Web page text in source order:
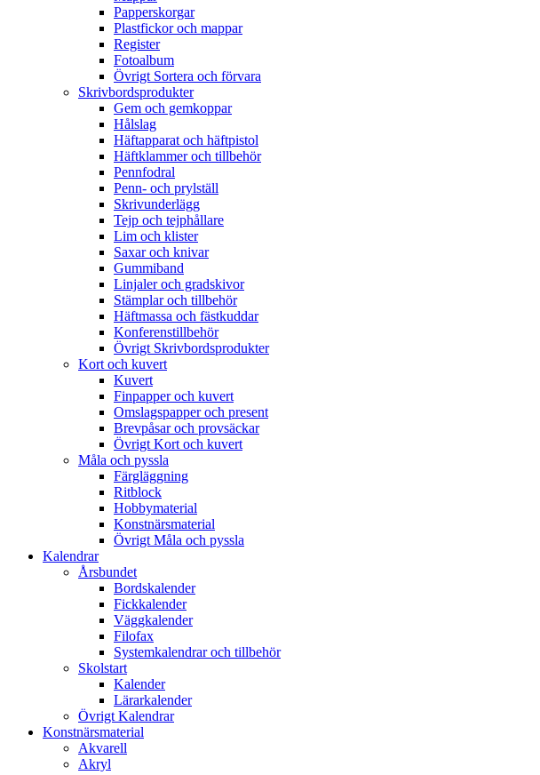
Papperskorgar
Plastfickor och mappar
Register
Fotoalbum
Övrigt Sortera och förvara
Skrivbordsprodukter
Gem och gemkoppar
Hålslag
Häftapparat och häftpistol
Häftklammer och tillbehör
Pennfodral
Penn- och prylställ
Skrivunderlägg
Tejp och tejphållare
Lim och klister
Saxar och knivar
Gummiband
Linjaler och gradskivor
Stämplar och tillbehör
Häftmassa och fästkuddar
Konferenstillbehör
Övrigt Skrivbordsprodukter
Kort och kuvert
Kuvert
Finpapper och kuvert
Omslagspapper och present
Brevpåsar och provsäckar
Övrigt Kort och kuvert
Måla och pyssla
Färgläggning
Ritblock
Hobbymaterial
Konstnärsmaterial
Övrigt Måla och pyssla
Kalendrar
Årsbundet
Bordskalender
Fickkalender
Väggkalender
Filofax
Systemkalendrar och tillbehör
Skolstart
Kalender
Lärarkalender
Övrigt Kalendrar
Konstnärsmaterial
Akvarell
Akryl